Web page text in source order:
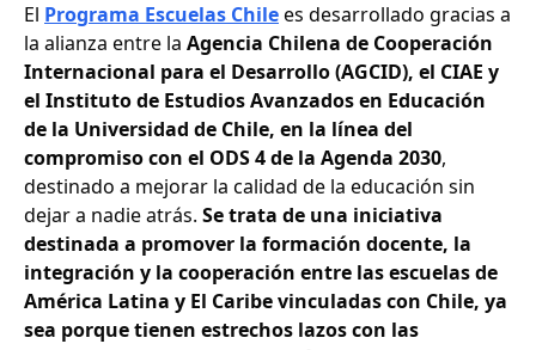
El Programa Escuelas Chilees desarrollado gracias a
la alianza entre la Agencia Chilena de Cooperación
Internacional para el Desarrollo (AGCID), el CIAE y
el Instituto de Estudios Avanzados en Educación
de la Universidad de Chile, en la línea del
compromiso con el ODS 4 de la Agenda 2030,
destinado a mejorar la calidad de la educación sin
dejar a nadie atrás. Se trata de una iniciativa
destinada a promover la formación docente, la
integración y la cooperación entre las escuelas de
América Latina y El Caribe vinculadas con Chile, ya
sea porque tienen estrechos lazos con las